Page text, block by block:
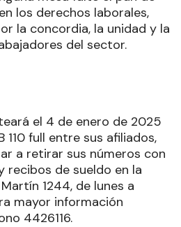
los derechos laborales,
la concordia, la unidad y la
del sector.
el 4 de enero de 2025
110 full entre sus afiliados,
a retirar sus números con
recibos de sueldo en la
1244, de lunes a
mayor información
4426116.